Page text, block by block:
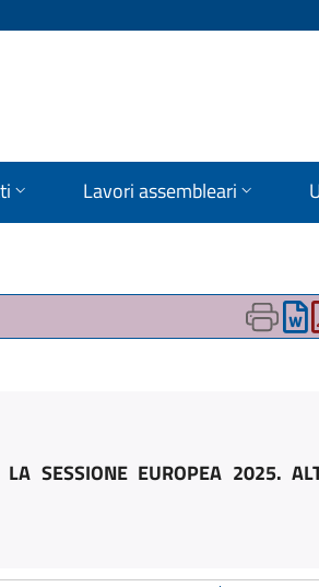
Lavori assembleari
SESSIONE EUROPEA 2025.